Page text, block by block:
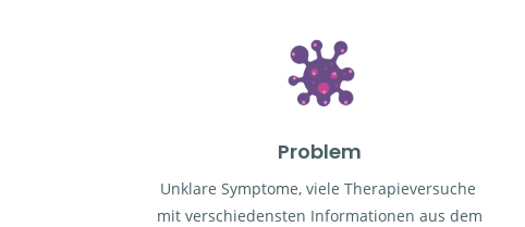
Problem
Unklare Symptome, viele Therapieversuche
mit verschiedensten Informationen aus dem